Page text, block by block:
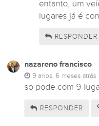
entanto, um
lugares já é
RESPONDER
nazareno francisco
9 anos, 6 meses atrás
so pode com 9
RESPONDER